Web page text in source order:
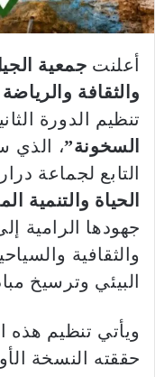
أعلنت جمعية
والثقافة
تنظيم الدورة
السخونة”، الذي
التابع لجماعة
الحياة والتنمية
جهودها الرامية
والثقافية
البيئي وترسيخ
ويأتي تنظيم هذه
حققته النسخة